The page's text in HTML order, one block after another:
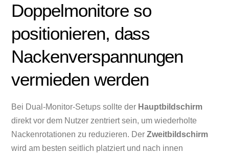
Doppelmonitore so
positionieren, dass
Nackenverspannungen
vermieden werden
Bei Dual-Monitor-Setups sollte der Hauptbildschirm
direkt vor dem Nutzer zentriert sein, um wiederholte
Nackenrotationen zu reduzieren. DerZweitbildschirm
wird am besten seitlich platziert und nach innen